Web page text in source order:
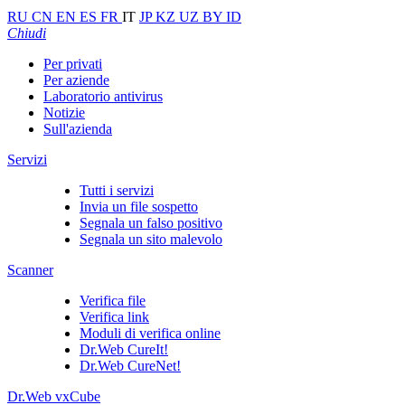
RU CN EN ES FR IT JPKZ UZ BY ID
Chiudi
Per privati
Per aziende
Laboratorio antivirus
Notizie
Sull'azienda
Servizi
Tutti i servizi
Invia un file sospetto
Segnala un falso positivo
Segnala un sito malevolo
Scanner
Verifica file
Verifica link
Moduli di verifica online
Dr.Web CureIt!
Dr.Web CureNet!
Dr.Web vxCube